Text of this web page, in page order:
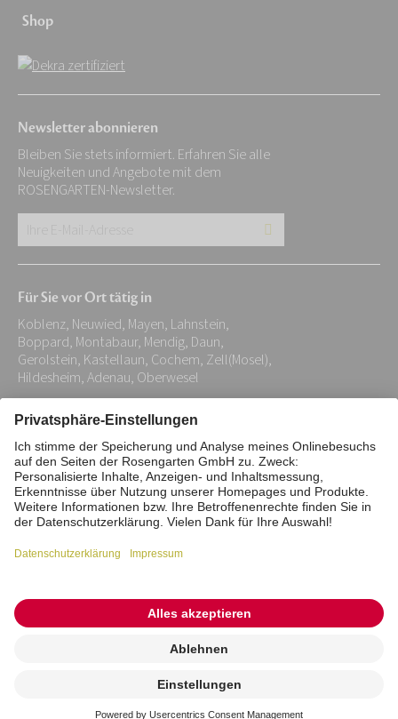
Shop
Newsletter abonnieren
Bleiben Sie stets informiert. Erfahren Sie alle
Neuigkeiten und Angebote mit dem
ROSENGARTEN-Newsletter.
E-
Adresse:
*
Für Sie vor Ort tätig in
Koblenz, Neuwied, Mayen, Lahnstein,
Boppard, Montabaur, Mendig, Daun,
Gerolstein, Kastellaun, Cochem, Zell(Mosel),
Hildesheim, Adenau, Oberwesel
Impressum Datenschutz
Stiftung
Interne Meldestelle
Zahlungsmittel
Barrierefreiheitserklärung
Vertrag widerrufen
© 2026 ROSENGARTEN-Tierbestattung